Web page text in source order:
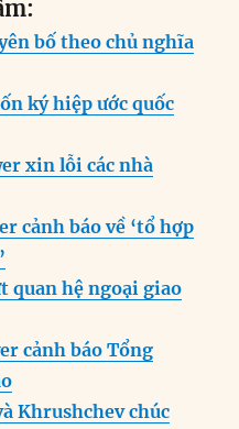
at
s
A
p
e
g
r
m
t
a
re
bố theo chủ nghĩa
ký hiệp ước quốc
xin lỗi các nhà
cảnh báo về ‘tổ hợp
quan hệ ngoại giao
cảnh báo Tổng
Khrushchev chúc